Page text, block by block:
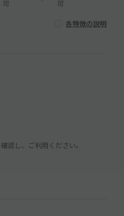
可
可
各特徴の説明
認し、ご利用ください。